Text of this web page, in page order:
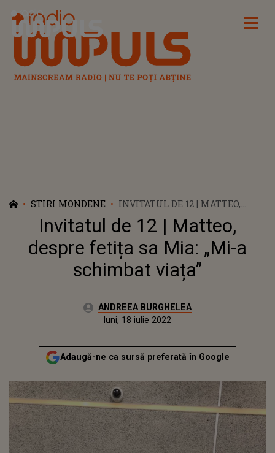
Radio Impuls
STIRI MONDENE
INVITATUL DE 12 | MATTEO,
DESPRE FETIȚA SA MIA: „MI-A
SCHIMBAT VIAȚA”
Invitatul de 12 | Matteo,
despre fetița sa Mia: „Mi-a
schimbat viața”
Autor:ANDREEA BURGHELEA
Actualizat:
luni, 18 iulie 2022
Adaugă-ne ca sursă preferată în Google